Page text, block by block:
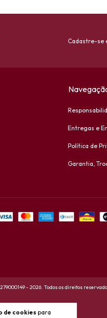
de cookies para
Cadastre-se
Entregas e
Política de
Garantia,
- 2026. Todos os direitos